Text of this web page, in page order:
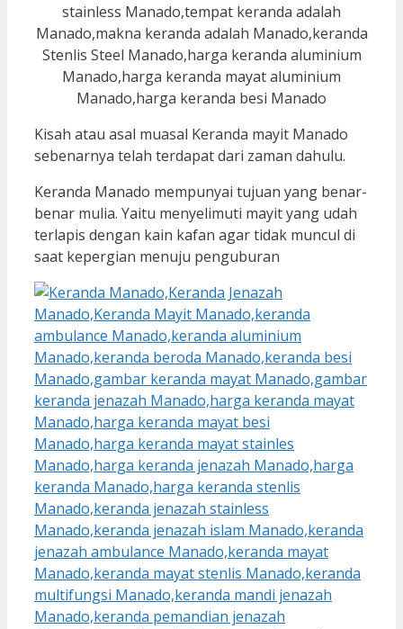
Kisah atau asal muasal Keranda mayit Manado
sebenarnya telah terdapat dari zaman dahulu.
Keranda Manado mempunyai tujuan yang benar-
benar mulia. Yaitu menyelimuti mayit yang udah
terlapis dengan kain kafan agar tidak muncul di
saat kepergian menuju penguburan